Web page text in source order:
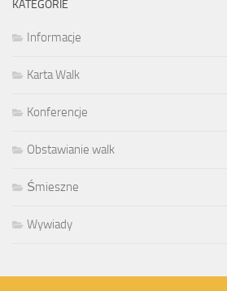
KATEGORIE
Informacje
Karta Walk
Konferencje
Obstawianie walk
Śmieszne
Wywiady